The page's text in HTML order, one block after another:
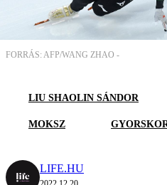
FORRÁS: AFP/WANG ZHAO -
LIU SHAOLIN SÁNDOR
MOKSZ
LIFE.HU